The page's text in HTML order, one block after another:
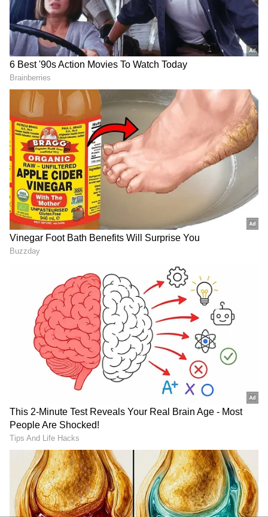
2
5
Image Credit :PTI
గర్వానికి దూరం
డబ్బులు అధికంగా ఉన్న చోట గర్వం ఉంటుందని
చెబుతారు. కానీ ముఖేష్ అంబానీకి గర్వం అనే పదానికి
అర్థమే తెలియదు. ఆయన ఎంతో వినయవంతుడిగా, మంచి
ఫ్యామిలీ మెన్ గా ఉన్నారు. తనకంటూ కొన్ని నమ్మకాలు
పద్ధతులు ఉన్నాయి. తన దినచర్యను ప్రతిరోజూ ఒకేలా
పాటిస్తారు. అతను విలాసాలకు అలవాటు కాలేదు. మొదటి
నుంచి తనపై తనకు నమ్మకం అధికంగా ఉండేది. తాను ఏదో
ఒకటి సాధిస్తానని నమ్మేవాడు